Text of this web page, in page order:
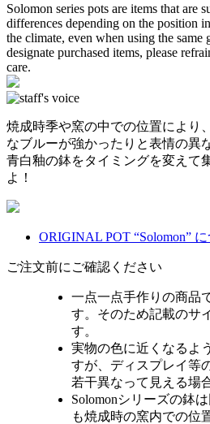
Solomon series pots are items that are
differences depending on the position
the climate, even when using the same
designate purchased items, please
care.
焼成時季や窯の中での位置により
なブルーが強かったりと表情の異
青白釉の鉢をタイミングを変えて
よ！
ORIGINAL POT “Solomon”
ご注文前にご確認ください
一点一点手作りの商品
す。そのため記載のサ
す。
実物の色に近くなるよ
すが、ディスプレイ等
若干異なって見える場
Solomonシリーズの鉢
も焼成時の窯内での位